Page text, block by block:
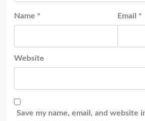
Name * Email *
Website
Save my name, email, and website